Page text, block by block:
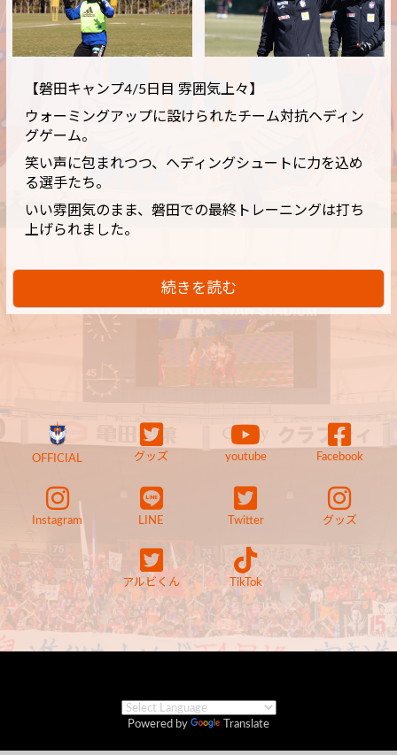
【磐田キャンプ4/5日目 雰囲気上々】
ウォーミングアップに設けられたチーム対抗ヘディン
グゲーム。
笑い声に包まれつつ、ヘディングシュートに力を込め
る選手たち。
いい雰囲気のまま、磐田での最終トレーニングは打ち
上げられました。
続きを読む
OFFICIAL グッズ youtube Facebook
Instagram LINE Twitter グッズ
アルビくん TikTok
Powered by Translate